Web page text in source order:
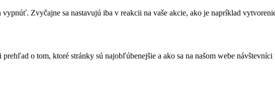
Zvyčajne sa nastavujú iba v reakcii na vaše akcie, ako je napríklad
o tom, ktoré stránky sú najobľúbenejšie a ako sa na našom webe